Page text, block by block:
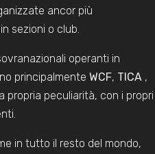
ancor più
sezioni o club.
operanti in
principalmente WCF, TICA ,
propria peculiarità, con i propri
in tutto il resto del mondo,